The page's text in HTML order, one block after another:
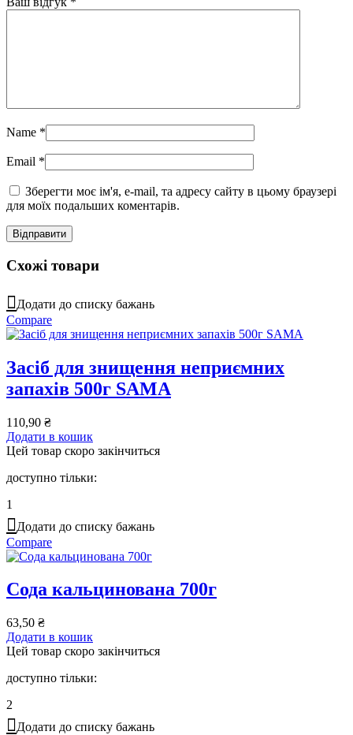
Name *
Email *
Зберегти моє ім'я, e-mail, та адресу сайту в цьому браузері
для моїх подальших коментарів.
Схожі товари
Додати до списку бажань
Compare
Засіб для знищення неприємних
запахів 500г SAMA
110,90 ₴
Додати в кошик
Цей товар скоро закінчиться
доступно тільки:
1
Додати до списку бажань
Compare
Сода кальцинована 700г
63,50 ₴
Додати в кошик
Цей товар скоро закінчиться
доступно тільки:
2
Додати до списку бажань